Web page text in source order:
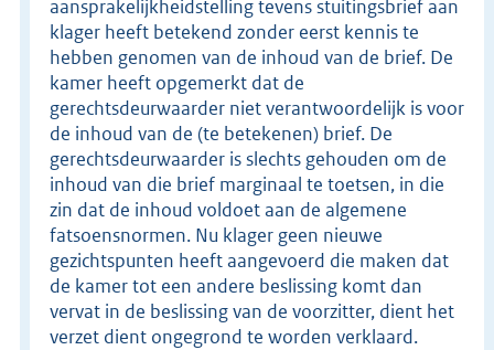
aansprakelijkheidstelling tevens stuitingsbrief aan
klager heeft betekend zonder eerst kennis te
hebben genomen van de inhoud van de brief. De
kamer heeft opgemerkt dat de
gerechtsdeurwaarder niet verantwoordelijk is voor
de inhoud van de (te betekenen) brief. De
gerechtsdeurwaarder is slechts gehouden om de
inhoud van die brief marginaal te toetsen, in die
zin dat de inhoud voldoet aan de algemene
fatsoensnormen. Nu klager geen nieuwe
gezichtspunten heeft aangevoerd die maken dat
de kamer tot een andere beslissing komt dan
vervat in de beslissing van de voorzitter, dient het
verzet dient ongegrond te worden verklaard.